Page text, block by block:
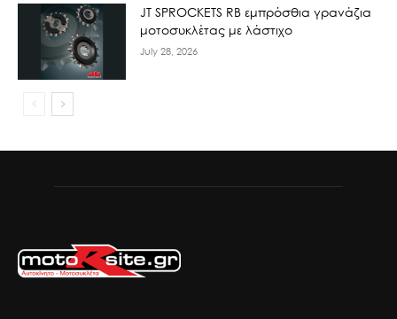
JT SPROCKETS RB εμπρόσθια γρανάζια
μοτοσυκλέτας με λάστιχο
July 28, 2026